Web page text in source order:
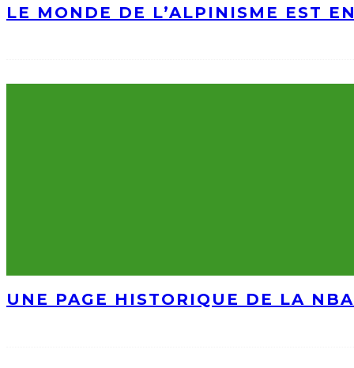
LE MONDE DE L’ALPINISME EST
UNE PAGE HISTORIQUE DE LA